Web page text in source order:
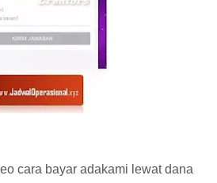
cara bayar adakami lewat dana